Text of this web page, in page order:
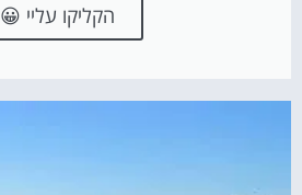
הקליקו עליי 😀